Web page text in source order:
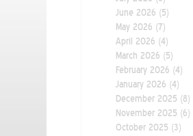
June 2026 (5)
May 2026 (7)
April 2026 (4)
March 2026 (5)
February 2026 (4)
January 2026 (4)
December 2025 (8)
November 2025 (6)
October 2025 (3)